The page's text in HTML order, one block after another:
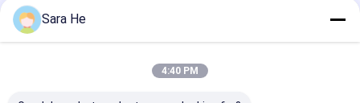
Sara He
4:40 PM